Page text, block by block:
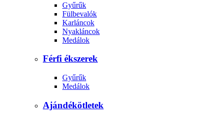
Gyűrűk
Fülbevalók
Karláncok
Nyakláncok
Medálok
Férfi ékszerek
Gyűrűk
Medálok
Ajándékötletek